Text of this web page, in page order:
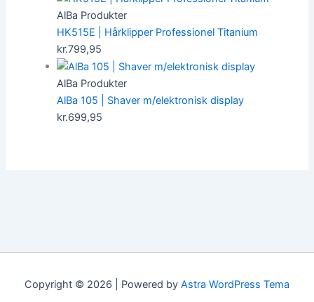
AlBa Produkter
HK515E | Hårklipper Professionel Titanium
kr.799,95
AlBa Produkter
AlBa 105 | Shaver m/elektronisk display
kr.699,95
Copyright © 2026 | Powered by Astra WordPress Tema